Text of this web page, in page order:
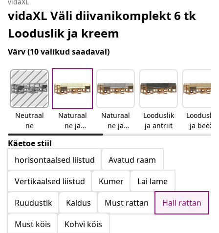
vidaXL Väli diivanikomplekt 6 tk
Looduslik ja kreem
Värv(10 valikud saadaval)
Neutraal
ne
Naturaal
ne ja
kreemjas
Naturaal
ne ja
helehall
Looduslik
ja antriit
Looduslik
ja beež
Käetoe stiil
horisontaalsed liistud
Avatud raam
Vertikaalsed liistud
Kumer
Lai lame
Ruudustik
Kaldus Must rattan
Hall rattan
Must köis
Kohvi köis